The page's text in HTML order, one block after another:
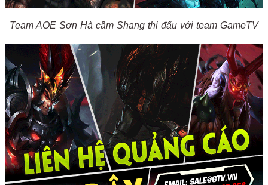
Team AOE Sơn Hà cầm Shang thi đấu với team GameTV